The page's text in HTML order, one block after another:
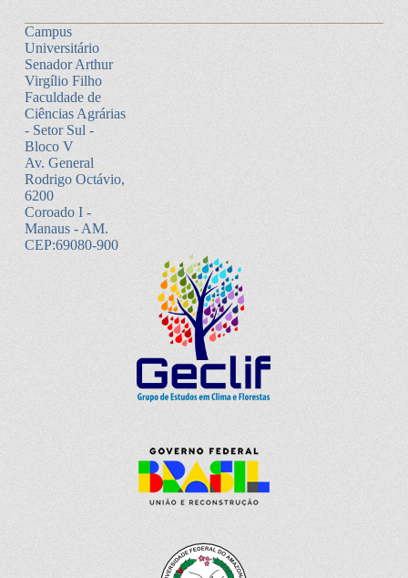
Campus
Universitário
Senador Arthur
Virgílio Filho
Faculdade de
Ciências Agrárias
- Setor Sul -
Bloco V
Av. General
Rodrigo Octávio,
6200
Coroado I -
Manaus - AM.
CEP:69080-900